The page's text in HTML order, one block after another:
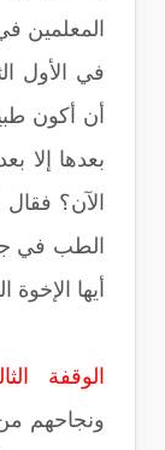
المعلمين
في الأول
أن أكون
بعدها إلا
الآن؟
الطب في
أيها الإخوة
الوقفة
ونجاحهم